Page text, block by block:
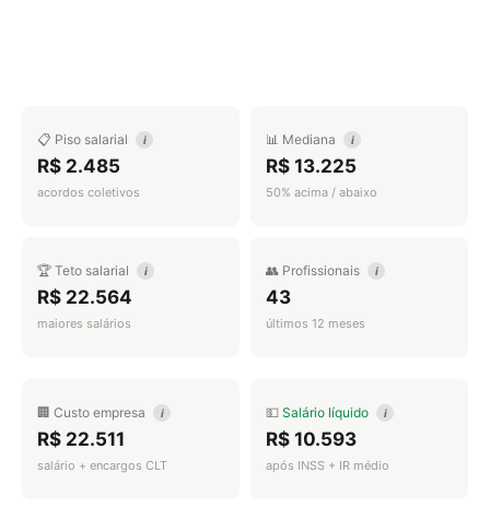
📋 Piso salarial i
R$ 2.485
acordos coletivos
📊 Mediana i
R$ 13.225
50% acima / abaixo
🏆 Teto salarial i
R$ 22.564
maiores salários
👥 Profissionais i
43
últimos 12 meses
🏢 Custo empresa i
R$ 22.511
salário + encargos CLT
💵 Salário líquido i
R$ 10.593
após INSS + IR médio